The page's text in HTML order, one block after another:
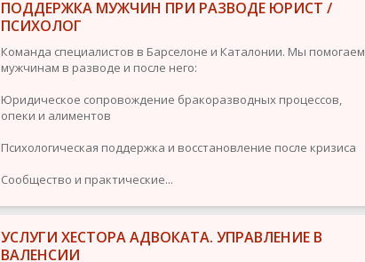
ПОДДЕРЖКА МУЖЧИН ПРИ РАЗВОДЕ ЮРИСТ /
ПСИХОЛОГ
Команда специалистов в Барселоне и Каталонии. Мы помогаем
мужчинам в разводе и после него:
Юридическое сопровождение бракоразводных процессов,
опеки и алиментов
Психологическая поддержка и восстановление после кризиса
Сообщество и практические...
УСЛУГИ ХЕСТОРА АДВОКАТА. УПРАВЛЕНИЕ В
ВАЛЕНСИИ